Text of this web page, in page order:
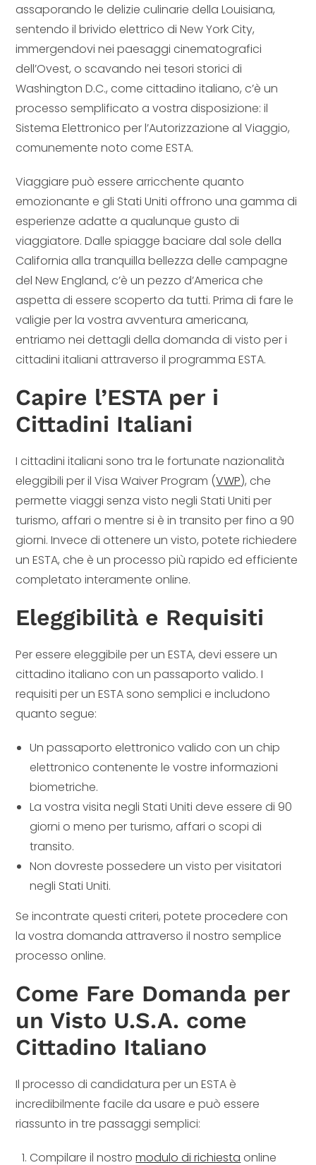
assaporando le delizie culinarie della Louisiana,
sentendo il brivido elettrico di New York City,
immergendovi nei paesaggi cinematografici
dell’Ovest, o scavando nei tesori storici di
Washington D.C., come cittadino italiano, c’è un
processo semplificato a vostra disposizione: il
Sistema Elettronico per l’Autorizzazione al Viaggio,
comunemente noto come ESTA.
Viaggiare può essere arricchente quanto
emozionante e gli Stati Uniti offrono una gamma di
esperienze adatte a qualunque gusto di
viaggiatore. Dalle spiagge baciare dal sole della
California alla tranquilla bellezza delle campagne
del New England, c’è un pezzo d’America che
aspetta di essere scoperto da tutti. Prima di fare le
valigie per la vostra avventura americana,
entriamo nei dettagli della domanda di visto per i
cittadini italiani attraverso il programma ESTA.
Capire l’ESTA per i
Cittadini Italiani
I cittadini italiani sono tra le fortunate nazionalità
eleggibili per il Visa Waiver Program (VWP), che
permette viaggi senza visto negli Stati Uniti per
turismo, affari o mentre si è in transito per fino a 90
giorni. Invece di ottenere un visto, potete richiedere
un ESTA, che è un processo più rapido ed efficiente
completato interamente online.
Eleggibilità e Requisiti
Per essere eleggibile per un ESTA, devi essere un
cittadino italiano con un passaporto valido. I
requisiti per un ESTA sono semplici e includono
quanto segue:
Un passaporto elettronico valido con un chip
elettronico contenente le vostre informazioni
biometriche.
La vostra visita negli Stati Uniti deve essere di 90
giorni o meno per turismo, affari o scopi di
transito.
Non dovreste possedere un visto per visitatori
negli Stati Uniti.
Se incontrate questi criteri, potete procedere con
la vostra domanda attraverso il nostro semplice
processo online.
Come Fare Domanda per
un Visto U.S.A. come
Cittadino Italiano
Il processo di candidatura per un ESTA è
incredibilmente facile da usare e può essere
riassunto in tre passaggi semplici:
Compilare il nostromodulo di richiesta online